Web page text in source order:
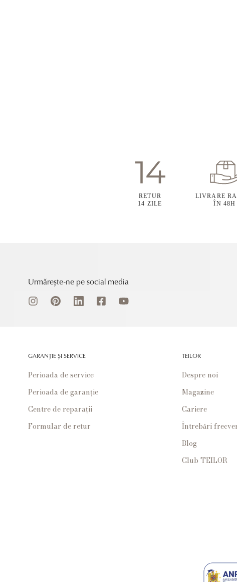
RETUR
14 ZILE
LIVRARE
ÎN 48H
Urmărește-ne pe social media
GARANȚIE ȘI SERVICE
Perioada de service
Perioada de garanție
Centre de reparații
Formular de retur
TEILOR
Despre noi
Magazine
Cariere
Întrebări
Blog
Club TEILOR